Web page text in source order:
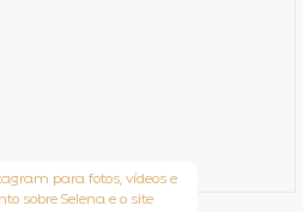
para fotos, vídeos e
sobre Selena e o site